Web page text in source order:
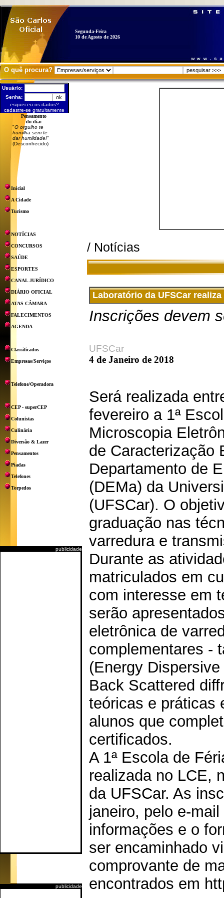
Segunda-Feira
10 de Agosto de 2026
O quê procura?
Usuário:
Senha:
esqueceu os dados?
cadastre-se gratuitamente
Pensamento
do dia:
"O orgulho te
humilha sem te
dar humildade!"
(Desconhecido)
Inicial
A Cidade
Turismo
NOTÍCIAS
CONCURSOS
SAÚDE
ESPORTES
CANAL JURÍDICO
DIÁRIO OFICIAL
ATAS CÂMARA
FALECIMENTOS
AGENDA
Classificados
Empresas/Serviços
Telefone/Operadora
CEP - superCEP
Colunistas
Culinária
Diversão & Lazer
Pensamentos
Piadas
Telefones
Torpedos
publicidade
publicidade
/ Notícias
Laboratório da UFSCar
Inscrições devem
UFSCar
4 de Janeiro de 2018
Será realizada
fevereiro a 1ª
Microscopia
de Caracterização
Departamento de
(DEMa) da
(UFSCar). O
graduação nas
varredura e
Durante as
matriculados em
com interesse em
serão
eletrônica de
complementares -
(Energy
Back Scattered
teóricas e práticas
alunos que
certificados.
A 1ª Escola de
realizada no LCE,
da UFSCar. As
janeiro, pelo e-
informações e o
ser encaminhado
comprovante de
encontrados em